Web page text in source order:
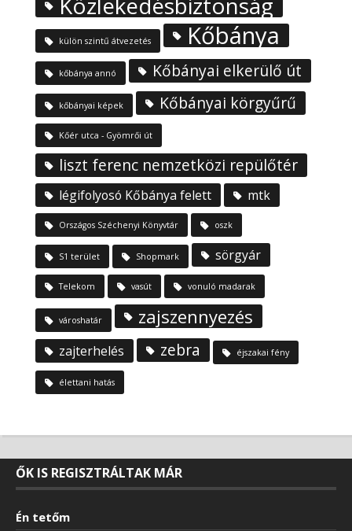
külön szintű átvezetés Kőbánya
kőbánya annó Kőbányai elkerülő út
kőbányai képek Kőbányai körgyűrű
Kőér utca - Gyömrői út
liszt ferenc nemzetközi repülőtér
légifolyosó Kőbánya felett mtk
Országos Széchenyi Könyvtár oszk
S1 terület Shopmark sörgyár
Telekom vasút vonuló madarak
városhatár zajszennyezés
zajterhelés zebra éjszakai fény
élettani hatás
ŐK IS REGISZTRÁLTAK MÁR
Én tetőm